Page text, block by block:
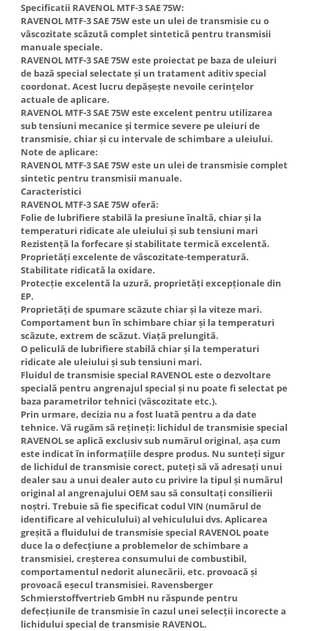
Specificatii RAVENOL MTF-3 SAE 75W:
RAVENOL MTF-3 SAE 75W este un ulei de transmisie cu o
vâscozitate scăzută complet sintetică pentru transmisii
manuale speciale.
RAVENOL MTF-3 SAE 75W este proiectat pe baza de uleiuri
de bază special selectate și un tratament aditiv special
coordonat. Acest lucru depășește nevoile cerințelor
actuale de aplicare.
RAVENOL MTF-3 SAE 75W este excelent pentru utilizarea
sub tensiuni mecanice și termice severe pe uleiuri de
transmisie, chiar și cu intervale de schimbare a uleiului.
Note de aplicare:
RAVENOL MTF-3 SAE 75W este un ulei de transmisie complet
sintetic pentru transmisii manuale.
Caracteristici
RAVENOL MTF-3 SAE 75W oferă:
Folie de lubrifiere stabilă la presiune înaltă, chiar și la
temperaturi ridicate ale uleiului și sub tensiuni mari
Rezistență la forfecare și stabilitate termică excelentă.
Proprietăți excelente de vâscozitate-temperatură.
Stabilitate ridicată la oxidare.
Protecție excelentă la uzură, proprietăți excepționale din
EP.
Proprietăți de spumare scăzute chiar și la viteze mari.
Comportament bun în schimbare chiar și la temperaturi
scăzute, extrem de scăzut. Viață prelungită.
O peliculă de lubrifiere stabilă chiar și la temperaturi
ridicate ale uleiului și sub tensiuni mari.
Fluidul de transmisie special RAVENOL este o dezvoltare
specială pentru angrenajul special și nu poate fi selectat pe
baza parametrilor tehnici (vâscozitate etc.).
Prin urmare, decizia nu a fost luată pentru a da date
tehnice. Vă rugăm să rețineți: lichidul de transmisie special
RAVENOL se aplică exclusiv sub numărul original, așa cum
este indicat în informațiile despre produs. Nu sunteți sigur
de lichidul de transmisie corect, puteți să vă adresați unui
dealer sau a unui dealer auto cu privire la tipul și numărul
original al angrenajului OEM sau să consultați consilierii
noștri. Trebuie să fie specificat codul VIN (numărul de
identificare al vehiculului) al vehiculului dvs. Aplicarea
greșită a fluidului de transmisie special RAVENOL poate
duce la o defecțiune a problemelor de schimbare a
transmisiei, creșterea consumului de combustibil,
comportamentul nedorit alunecării, etc. provoacă și
provoacă eșecul transmisiei. Ravensberger
Schmierstoffvertrieb GmbH nu răspunde pentru
defecțiunile de transmisie în cazul unei selecții incorecte a
lichidului special de transmisie RAVENOL.